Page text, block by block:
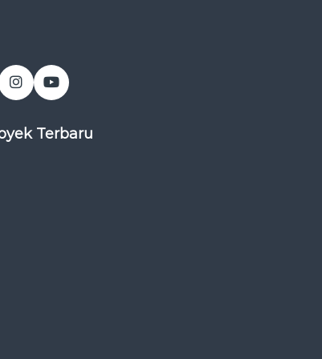
Terbaru